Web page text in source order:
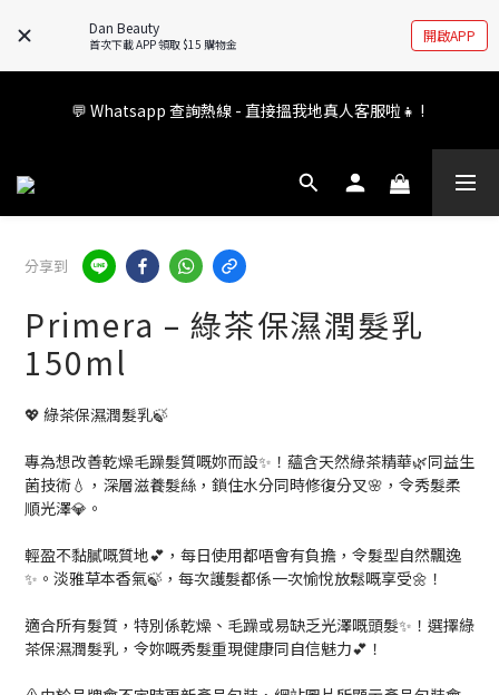
Dan Beauty
首次下載 APP 領取 $15 購物金 開啟APP
🚧全新 Dan Beauty 平台不停更新中，如有任何查詢歡迎前往
FB/IG 了解更多!
💬 Whatsapp 查詢熱線 - 直接搵我地真人客服啦👧 !
會員權益升級中✨ 新福利即將公布💝敬請期待2026!
分享到
Primera – 綠茶保濕潤髮乳
150ml
💖 綠茶保濕潤髮乳🍃
專為想改善乾燥毛躁髮質嘅妳而設✨！蘊含天然綠茶精華🌿同益生
菌技術💧，深層滋養髮絲，鎖住水分同時修復分叉🌸，令秀髮柔
順光澤💎。
輕盈不黏膩嘅質地💕，每日使用都唔會有負擔，令髮型自然飄逸
✨。淡雅草本香氣🍃，每次護髮都係一次愉悅放鬆嘅享受🌼！
適合所有髮質，特別係乾燥、毛躁或易缺乏光澤嘅頭髮✨！選擇綠
茶保濕潤髮乳，令妳嘅秀髮重現健康同自信魅力💕！